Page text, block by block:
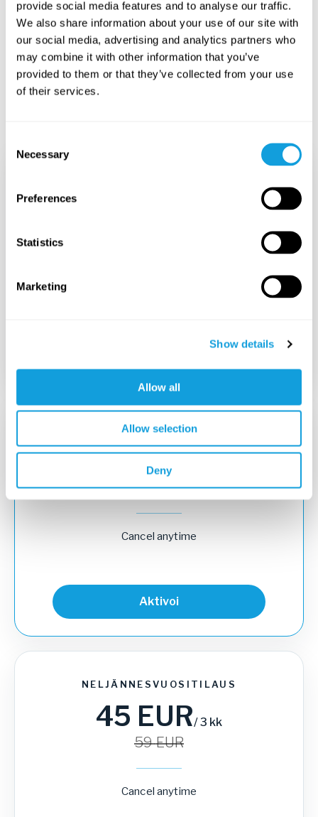
provide social media features and to analyse our traffic.
We also share information about your use of our site with
our social media, advertising and analytics partners who
may combine it with other information that you’ve
provided to them or that they’ve collected from your use
of their services.
Selection
Necessary
Preferences
Statistics
Marketing
Show details
Allow all
Allow selection
Deny
PLAY:hin
Videot, soittolistat ja ohjelmat
Helppokäyttöinen ja joustava
VUOSITILAUS
160EUR
220EUR
Cancel anytime
Aktivoi
NELJÄNNESVUOSITILAUS
45 EUR/3 kk
59EUR
Cancel anytime